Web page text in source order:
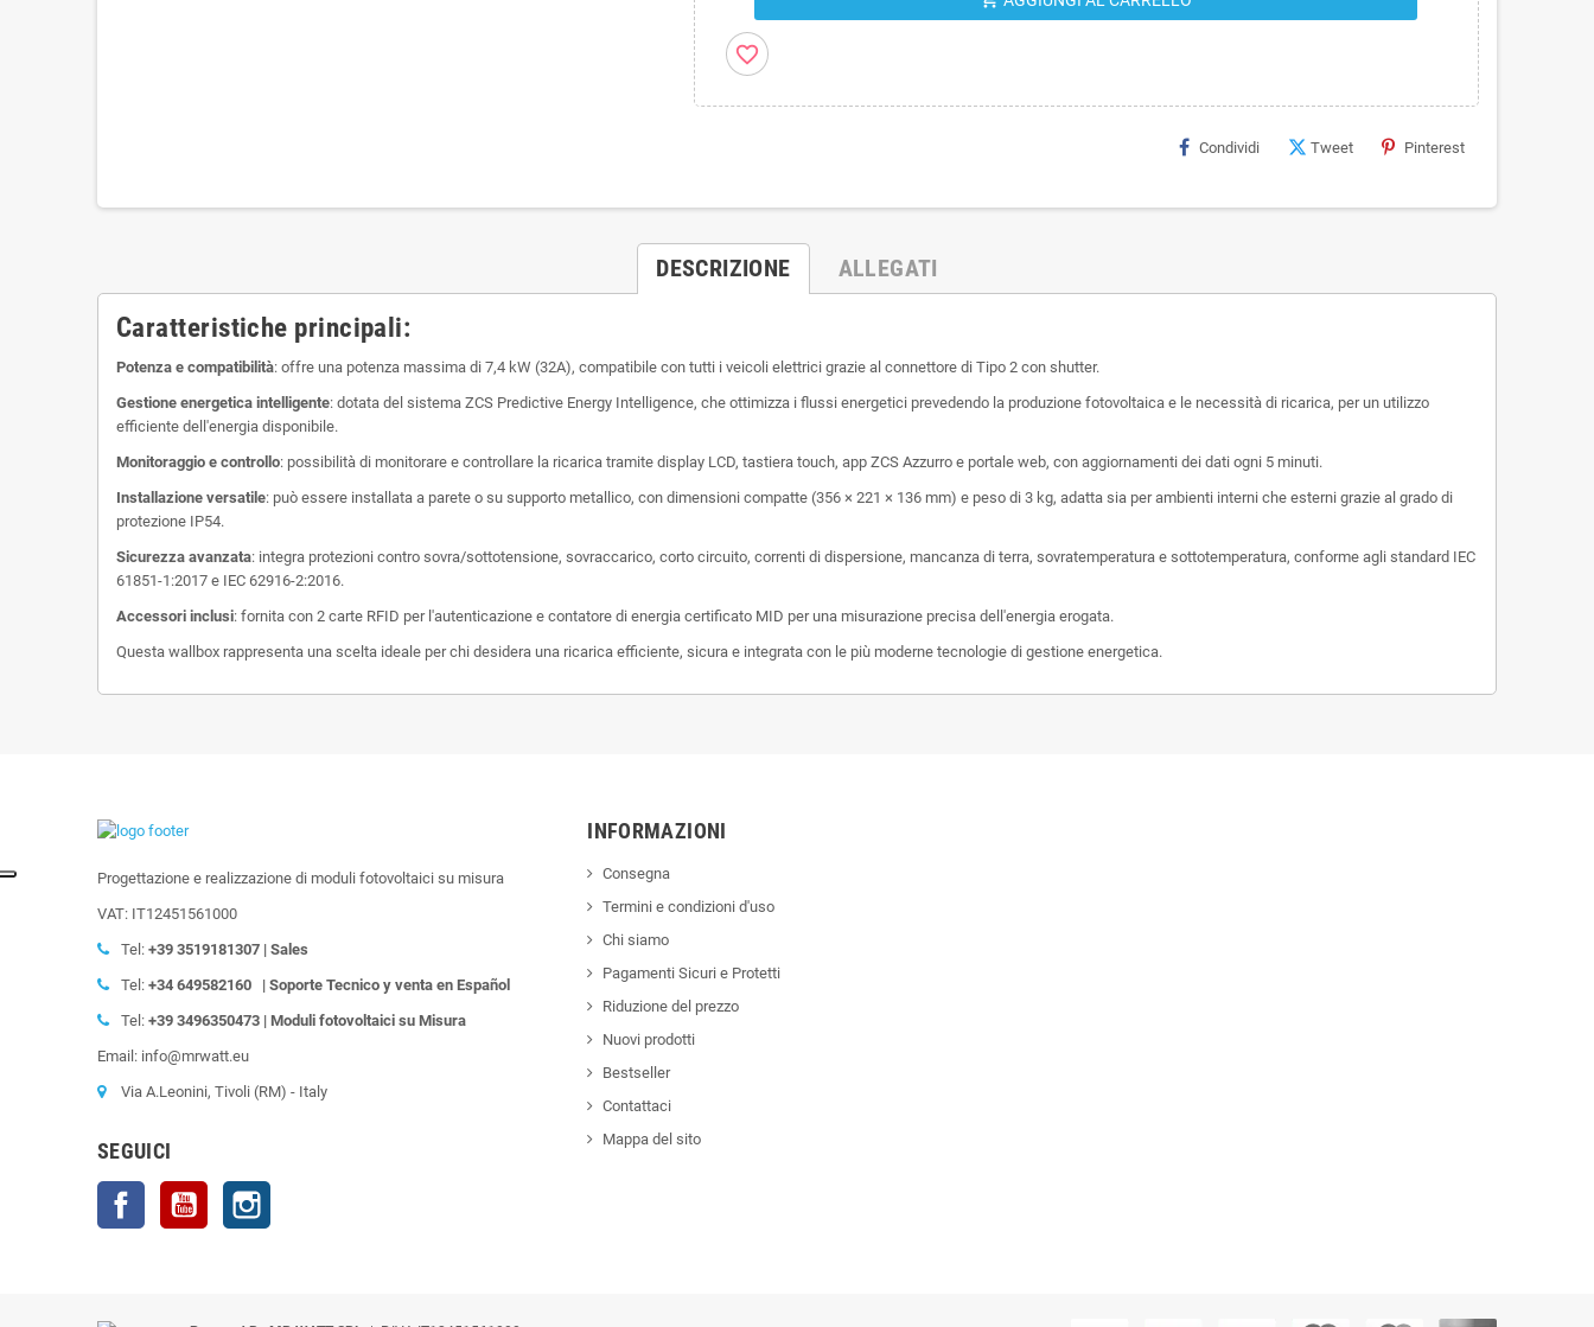
favorite_border
Condividi Tweet Pinterest
DESCRIZIONE ALLEGATI
Caratteristiche principali:
Potenza e compatibilità: offre una potenza massima di 7,4 kW (32A), compatibile con tutti i veicoli elettrici grazie al connettore di Tipo 2 con shutter.
Gestione energetica intelligente: dotata del sistema ZCS Predictive Energy Intelligence, che ottimizza i flussi energetici prevedendo la produzione fotovoltaica e le necessità di ricarica, per un utilizzo
efficiente dell'energia disponibile.
Monitoraggio e controllo: possibilità di monitorare e controllare la ricarica tramite display LCD, tastiera touch, app ZCS Azzurro e portale web, con aggiornamenti dei dati ogni 5 minuti.
Installazione versatile: può essere installata a parete o su supporto metallico, con dimensioni compatte (356 × 221 × 136 mm) e peso di 3 kg, adatta sia per ambienti interni che esterni grazie al grado di
protezione IP54.
Sicurezza avanzata: integra protezioni contro sovra/sottotensione, sovraccarico, corto circuito, correnti di dispersione, mancanza di terra, sovratemperatura e sottotemperatura, conforme agli standard IEC
61851-1:2017 e IEC 62916-2:2016.
Accessori inclusi: fornita con 2 carte RFID per l'autenticazione e contatore di energia certificato MID per una misurazione precisa dell'energia erogata.
Questa wallbox rappresenta una scelta ideale per chi desidera una ricarica efficiente, sicura e integrata con le più moderne tecnologie di gestione energetica.
Progettazione e realizzazione di moduli fotovoltaici su misura
VAT: IT12451561000
Tel: +39 3519181307 | Sales
Tel: +34 649582160 | Soporte Tecnico y venta en Español
Tel: +39 3496350473 | Moduli fotovoltaici su Misura
Email: info@mrwatt.eu
Via A.Leonini, Tivoli (RM) - Italy
SEGUICI
Facebook YouTube
INFORMAZIONI
Consegna
Termini e condizioni d'uso
Chi siamo
Pagamenti Sicuri e Protetti
Riduzione del prezzo
Nuovi prodotti
Bestseller
Contattaci
Mappa del sito